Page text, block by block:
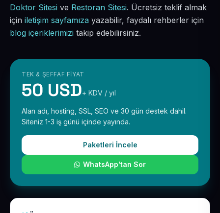
Doktor Sitesi ve Restoran Sitesi. Ücretsiz teklif almak
için iletişim sayfamıza yazabilir, faydalı rehberler için
blog içeriklerimizi takip edebilirsiniz.
TEK & ŞEFFAF FIYAT
50 USD+ KDV / yıl
Alan adı, hosting, SSL, SEO ve 30 gün destek dahil.
Siteniz 1-3 iş günü içinde yayında.
Paketleri İncele
WhatsApp'tan Sor